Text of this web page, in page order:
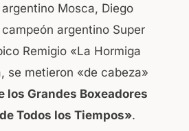
Mosca, Diego
argentino Super
Remigio «La Hormiga
se metieron «de cabeza»
los Grandes Boxeadores
Todos los Tiempos».